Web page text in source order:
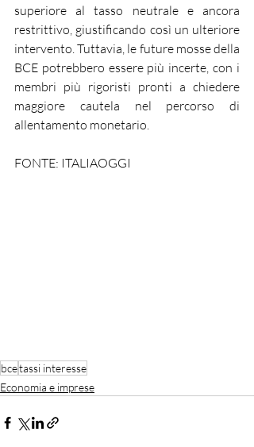
superiore al tasso neutrale e ancora
restrittivo, giustificando così un ulteriore
intervento. Tuttavia, le future mosse della
BCE potrebbero essere più incerte, con i
membri più rigoristi pronti a chiedere
maggiore cautela nel percorso di
allentamento monetario.
FONTE: ITALIAOGGI
bcetassi interesse
Economia e imprese